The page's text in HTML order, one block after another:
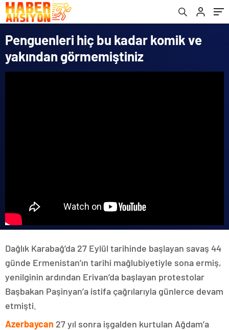
Penguenleri hiç bu kadar komik ve
yakından görmemiştiniz
Dağlık Karabağ’da 27 Eylül tarihinde başlayan savaş 44
günde Ermenistan’ın tarihi mağlubiyetiyle sona ermiş,
yenilginin ardından Erivan’da başlayan protestolar
Başbakan Paşinyan’a istifa çağrılarıyla günlerce devam
etmişti.
Azerbaycan 27 yıl sonra işgalden kurtulan Ağdam’a